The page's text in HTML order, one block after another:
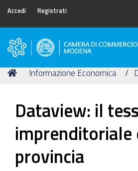
Accedi Registrati
Camera
Commercio
Tu
Home
Informazione Economica
Dataview: il
imprenditoriale
provincia